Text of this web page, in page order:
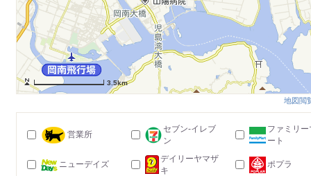
3.5km
地図閲
営業所
セブン-イレブ
ン
ファミリー
ート
ニューデイズ
デイリーヤマザ
キ
ポプラ